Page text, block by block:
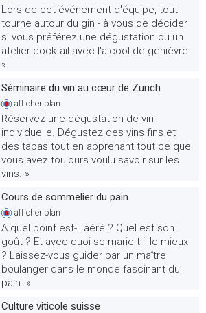
Lors de cet événement d'équipe, tout
tourne autour du gin - à vous de décider
si vous préférez une dégustation ou un
atelier cocktail avec l'alcool de genièvre.
»
Séminaire du vin au cœur de Zurich
afficherplan
Réservez une dégustation de vin
individuelle. Dégustez des vins fins et
des tapas tout en apprenant tout ce que
vous avez toujours voulu savoir sur les
vins. »
Cours de sommelier du pain
afficherplan
A quel point est-il aéré ? Quel est son
goût ? Et avec quoi se marie-t-il le mieux
? Laissez-vous guider par un maître
boulanger dans le monde fascinant du
pain. »
Culture viticole suisse